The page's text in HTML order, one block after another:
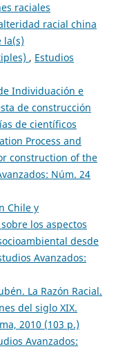
raciales
racial china
la(s)
, Estudios
Individuación e
de construcción
de científicos
Process and
construction of the
Núm. 24
Chile y
los aspectos
desde
Avanzados:
La Razón Racial.
del siglo XIX.
2010 (103 p.)
Avanzados: